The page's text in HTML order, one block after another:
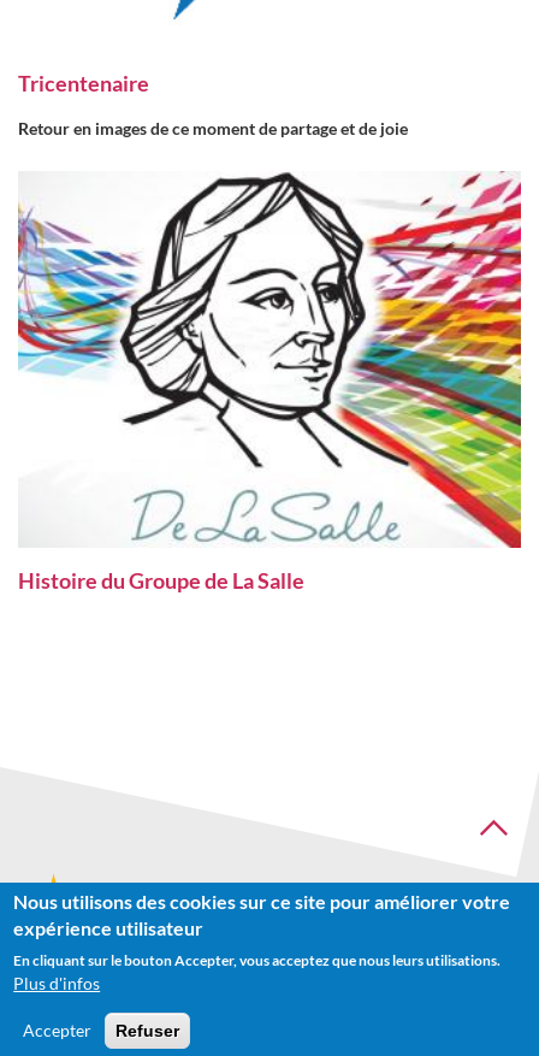
Tricentenaire
Retour en images de ce moment de partage et de joie
Histoire du Groupe de La Salle
Nous utilisons des cookies sur ce site pour améliorer votre
expérience utilisateur
En cliquant sur le bouton Accepter, vous acceptez que nous leurs utilisations.
Plus d'infos
Accepter Refuser